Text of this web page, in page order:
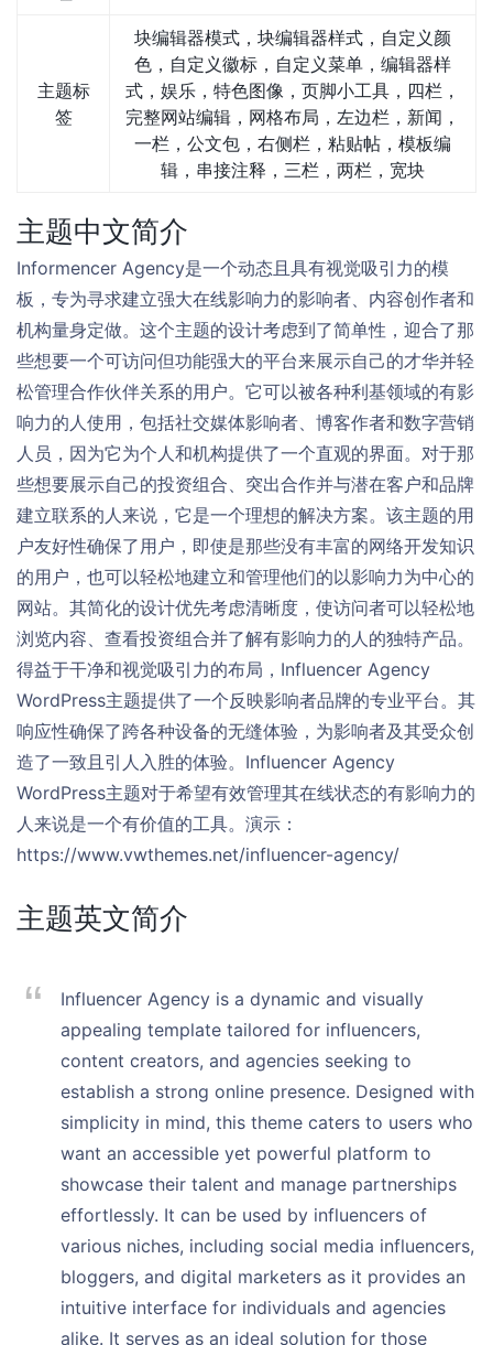
主题标
签
块编辑器模式，块编辑器样式，自定义颜
色，自定义徽标，自定义菜单，编辑器样
式，娱乐，特色图像，页脚小工具，四栏，
完整网站编辑，网格布局，左边栏，新闻，
一栏，公文包，右侧栏，粘贴帖，模板编
辑，串接注释，三栏，两栏，宽块
主题中文简介
Informencer Agency是一个动态且具有视觉吸引力的模
板，专为寻求建立强大在线影响力的影响者、内容创作者和
机构量身定做。这个主题的设计考虑到了简单性，迎合了那
些想要一个可访问但功能强大的平台来展示自己的才华并轻
松管理合作伙伴关系的用户。它可以被各种利基领域的有影
响力的人使用，包括社交媒体影响者、博客作者和数字营销
人员，因为它为个人和机构提供了一个直观的界面。对于那
些想要展示自己的投资组合、突出合作并与潜在客户和品牌
建立联系的人来说，它是一个理想的解决方案。该主题的用
户友好性确保了用户，即使是那些没有丰富的网络开发知识
的用户，也可以轻松地建立和管理他们的以影响力为中心的
网站。其简化的设计优先考虑清晰度，使访问者可以轻松地
浏览内容、查看投资组合并了解有影响力的人的独特产品。
得益于干净和视觉吸引力的布局，Influencer Agency
WordPress主题提供了一个反映影响者品牌的专业平台。其
响应性确保了跨各种设备的无缝体验，为影响者及其受众创
造了一致且引人入胜的体验。Influencer Agency
WordPress主题对于希望有效管理其在线状态的有影响力的
人来说是一个有价值的工具。演示：
https://www.vwthemes.net/influencer-agency/
主题英文简介
Influencer Agency is a dynamic and visually
appealing template tailored for influencers,
content creators, and agencies seeking to
establish a strong online presence. Designed with
simplicity in mind, this theme caters to users who
want an accessible yet powerful platform to
showcase their talent and manage partnerships
effortlessly. It can be used by influencers of
various niches, including social media influencers,
bloggers, and digital marketers as it provides an
intuitive interface for individuals and agencies
alike. It serves as an ideal solution for those